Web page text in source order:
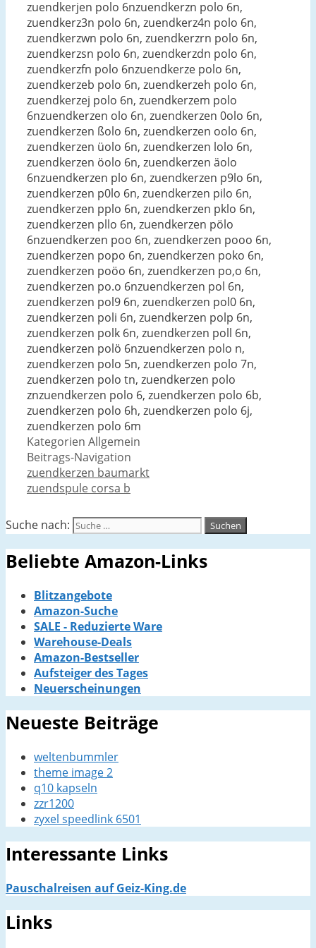
zuendkerjen polo 6nzuendkerzn polo 6n,
zuendkerz3n polo 6n, zuendkerz4n polo 6n,
zuendkerzwn polo 6n, zuendkerzrn polo 6n,
zuendkerzsn polo 6n, zuendkerzdn polo 6n,
zuendkerzfn polo 6nzuendkerze polo 6n,
zuendkerzeb polo 6n, zuendkerzeh polo 6n,
zuendkerzej polo 6n, zuendkerzem polo
6nzuendkerzen olo 6n, zuendkerzen 0olo 6n,
zuendkerzen ßolo 6n, zuendkerzen oolo 6n,
zuendkerzen üolo 6n, zuendkerzen lolo 6n,
zuendkerzen öolo 6n, zuendkerzen äolo
6nzuendkerzen plo 6n, zuendkerzen p9lo 6n,
zuendkerzen p0lo 6n, zuendkerzen pilo 6n,
zuendkerzen pplo 6n, zuendkerzen pklo 6n,
zuendkerzen pllo 6n, zuendkerzen pölo
6nzuendkerzen poo 6n, zuendkerzen pooo 6n,
zuendkerzen popo 6n, zuendkerzen poko 6n,
zuendkerzen poöo 6n, zuendkerzen po,o 6n,
zuendkerzen po.o 6nzuendkerzen pol 6n,
zuendkerzen pol9 6n, zuendkerzen pol0 6n,
zuendkerzen poli 6n, zuendkerzen polp 6n,
zuendkerzen polk 6n, zuendkerzen poll 6n,
zuendkerzen polö 6nzuendkerzen polo n,
zuendkerzen polo 5n, zuendkerzen polo 7n,
zuendkerzen polo tn, zuendkerzen polo
znzuendkerzen polo 6, zuendkerzen polo 6b,
zuendkerzen polo 6h, zuendkerzen polo 6j,
zuendkerzen polo 6m
Kategorien Allgemein
Beitrags-Navigation
zuendkerzen baumarkt
zuendspule corsa b
Suche nach:
Beliebte Amazon-Links
Blitzangebote
Amazon-Suche
SALE - Reduzierte Ware
Warehouse-Deals
Amazon-Bestseller
Aufsteiger des Tages
Neuerscheinungen
Neueste Beiträge
weltenbummler
theme image 2
q10 kapseln
zzr1200
zyxel speedlink 6501
Interessante Links
Pauschalreisen auf Geiz-King.de
Links